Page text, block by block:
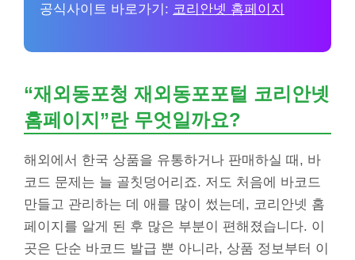
공식사이트 바로가기: 코리안넷 홈페이지
“재외동포청 재외동포포털 코리안넷
홈페이지”란 무엇일까요?
해외에서 한국 상품을 유통하거나 판매하실 때, 바
코드 문제는 늘 골칫덩어리죠. 저도 처음에 바코드
만들고 관리하는 데 애를 많이 썼는데, 코리안넷 홈
페이지를 알게 된 후 많은 부분이 편해졌습니다. 이
곳은 단순 바코드 발급 뿐 아니라, 상품 정보부터 이